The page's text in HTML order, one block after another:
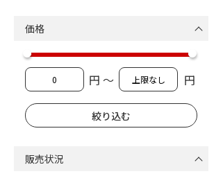
価格
円 ～ 円
販売状況